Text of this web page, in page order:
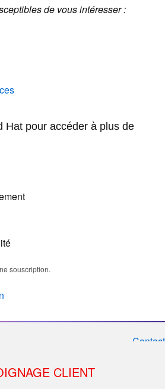
de vous intéresser :
Hat pour accéder à plus de
souscription.
Contact
CLIENT